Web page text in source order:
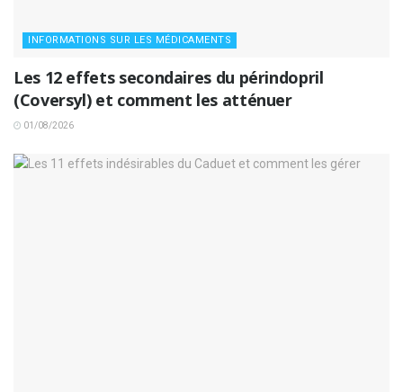
INFORMATIONS SUR LES MÉDICAMENTS
Les 12 effets secondaires du périndopril
(Coversyl) et comment les atténuer
01/08/2026